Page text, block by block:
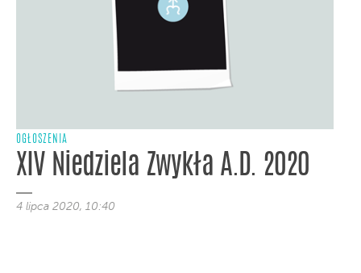
OGŁOSZENIA
XIV Niedziela Zwykła A.D. 2020
4 lipca 2020, 10:40